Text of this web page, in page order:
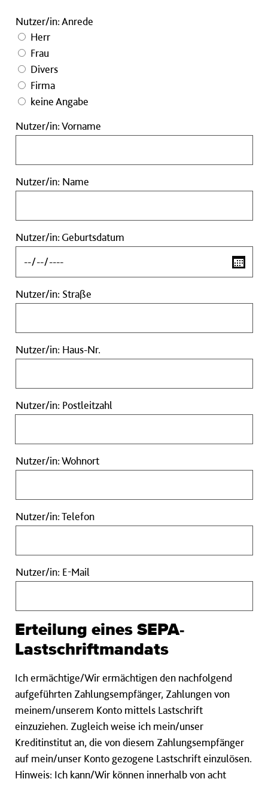
Nutzer/in: Anrede
Herr
Frau
Divers
Firma
keine Angabe
Nutzer/in: Vorname
Vorname
Nutzer/in: Name
Name
Nutzer/in: Geburtsdatum
Geburtsdatum
Nutzer/in: Straße
Straße
Nutzer/in: Haus-Nr.
Haus-
Nutzer/in: Postleitzahl
Postleitzahl
Nutzer/in: WohnortNutzer/in:
Wohnort
Nutzer/in: TelefonNutzer/in:
Telefon
Nutzer/in: E-Mail
E-
Erteilung eines SEPA-
Lastschriftmandats
Ich ermächtige/Wir ermächtigen den nachfolgend
aufgeführten Zahlungsempfänger, Zahlungen von
meinem/unserem Konto mittels Lastschrift
einzuziehen. Zugleich weise ich mein/unser
Kreditinstitut an, die von diesem Zahlungsempfänger
auf mein/unser Konto gezogene Lastschrift einzulösen.
Hinweis: Ich kann/Wir können innerhalb von acht